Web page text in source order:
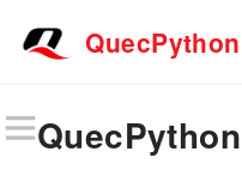
QuecPython